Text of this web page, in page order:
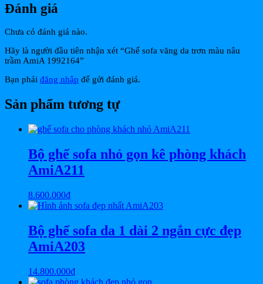
Đánh giá
Chưa có đánh giá nào.
Hãy là người đầu tiên nhận xét “Ghế sofa văng da trơn màu nâu
trầm AmiA 1992164”
Bạn phải đăng nhập để gửi đánh giá.
Sản phẩm tương tự
Bộ ghế sofa nhỏ gọn kê phòng khách
AmiA211
8.600.000₫
Bộ ghế sofa da 1 dài 2 ngắn cực đẹp
AmiA203
14.800.000₫